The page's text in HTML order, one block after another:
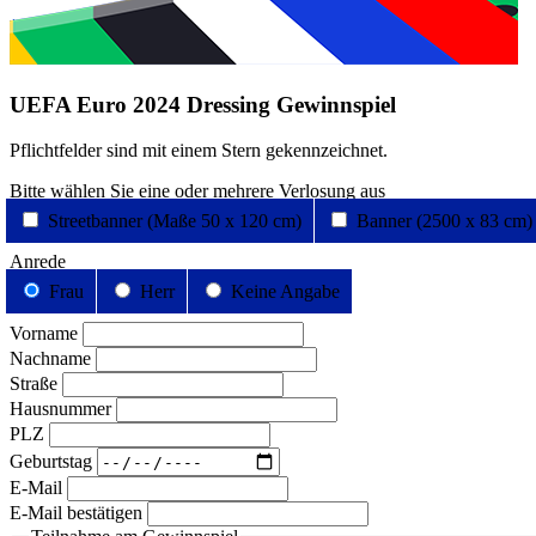
UEFA Euro 2024 Dressing Gewinnspiel
Pflichtfelder sind mit einem Stern gekennzeichnet.
Bitte wählen Sie eine oder mehrere Verlosung aus
Streetbanner (Maße 50 x 120 cm)
Banner (2500 x 83 cm)
Anrede
Frau
Herr Keine Angabe
Vorname
Nachname
Straße
Hausnummer
PLZ
Geburtstag
E-Mail
E-Mail bestätigen